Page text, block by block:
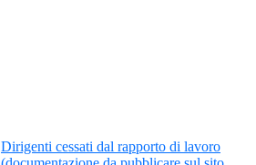
Dirigenti cessati dal rapporto di lavoro